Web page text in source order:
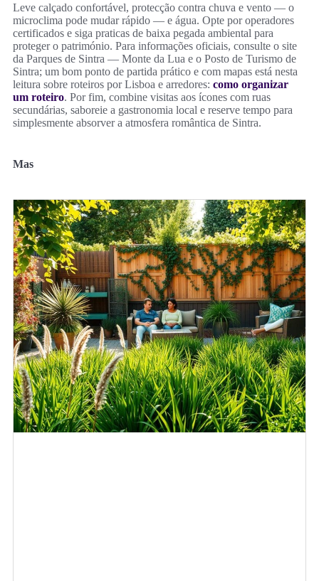
Leve calçado confortável, protecção contra chuva e vento — o
microclima pode mudar rápido — e água. Opte por operadores
certificados e siga praticas de baixa pegada ambiental para
proteger o património. Para informações oficiais, consulte o site
da Parques de Sintra — Monte da Lua e o Posto de Turismo de
Sintra; um bom ponto de partida prático e com mapas está nesta
leitura sobre roteiros por Lisboa e arredores: como organizar
um roteiro. Por fim, combine visitas aos ícones com ruas
secundárias, saboreie a gastronomia local e reserve tempo para
simplesmente absorver a atmosfera romântica de Sintra.
Mas